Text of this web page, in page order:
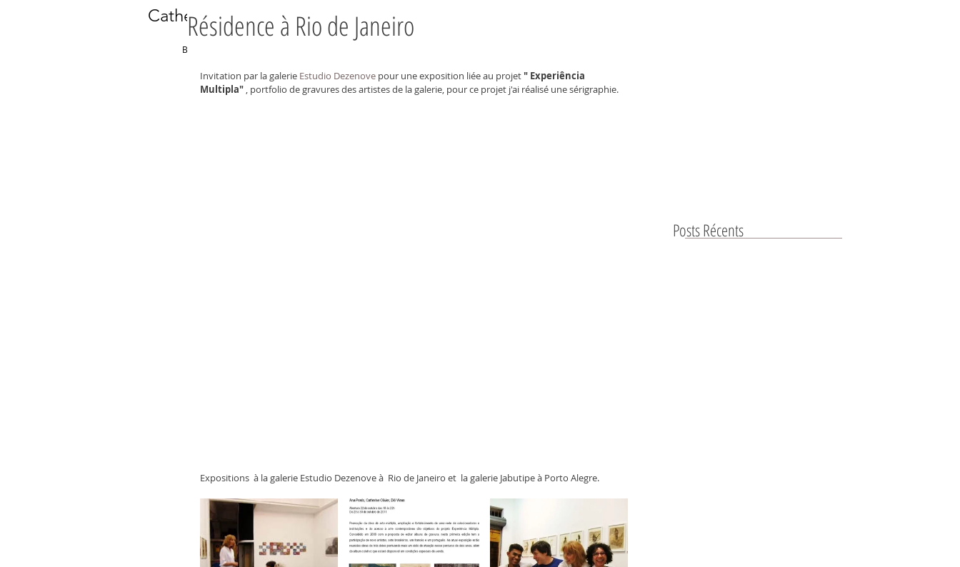
Catherine OLIVIER
BLOG
Résidence à Rio de Janeiro
Invitation par la galerie Estudio Dezenove pour une exposition liée au projet " Experiência
Multipla" , portfolio de gravures des artistes de la galerie, pour ce projet j'ai réalisé une sérigraphie.
Expositions  à la galerie Estudio Dezenove à  Rio de Janeiro et  la galerie Jabutipe à Porto Alegre.
Posts Récents